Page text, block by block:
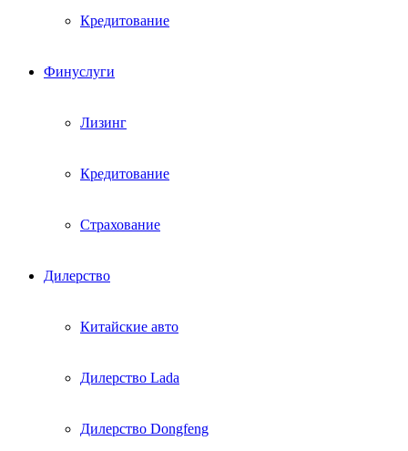
Кредитование
Финуслуги
Лизинг
Кредитование
Страхование
Дилерство
Китайские авто
Дилерство Lada
Дилерство Dongfeng